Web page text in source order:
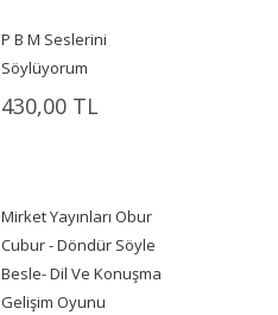
P B M Seslerini
Söylüyorum
430,00 TL
Mirket Yayınları Obur
Cubur - Döndür Söyle
Besle- Dil Ve Konuşma
Gelişim Oyunu